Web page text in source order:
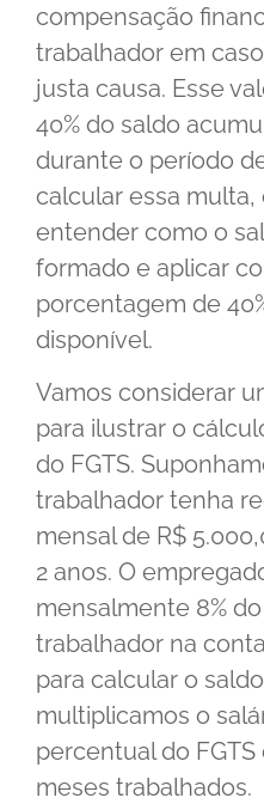
compensação
trabalhador em
justa causa. Esse
40% do saldo
durante o período
calcular essa
entender como o
formado e aplicar
porcentagem de
disponível.
Vamos considerar
para ilustrar o
do FGTS.
trabalhador tenha
mensal de R$
2 anos. O
mensalmente 8%
trabalhador na
para calcular o
multiplicamos o
percentual do
meses trabalhados.